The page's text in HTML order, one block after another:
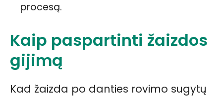
procesą.
Kaip paspartinti žaizdos
gijimą
Kad žaizda po danties rovimo sugytų